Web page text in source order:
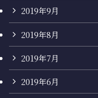
2019年9月
2019年8月
2019年7月
2019年6月